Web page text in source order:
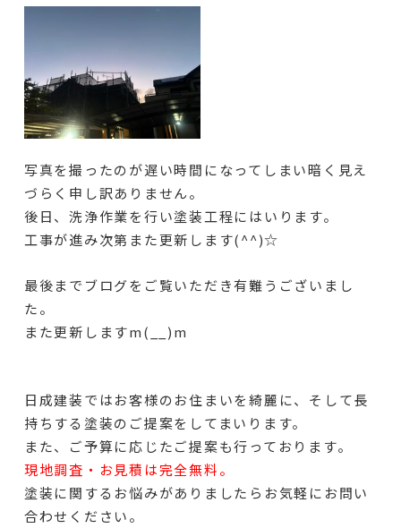
写真を撮ったのが遅い時間になってしまい暗く見え
づらく申し訳ありません。
後日、洗浄作業を行い塗装工程にはいります。
工事が進み次第また更新します(^^)☆
最後までブログをご覧いただき有難うございまし
た。
また更新しますm(__)m
日成建装ではお客様のお住まいを綺麗に、そして長
持ちする塗装のご提案をしてまいります。
また、ご予算に応じたご提案も行っております。
現地調査・お見積は完全無料。
塗装に関するお悩みがありましたらお気軽にお問い
合わせください。